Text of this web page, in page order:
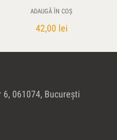
ADAUGĂ ÎN COȘ
42,00 lei
061074, Bucureşti